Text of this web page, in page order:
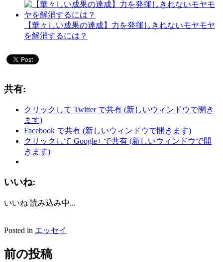
【華々しい成果の達成】力を発揮しきれないモヤモヤ
を解消するには？
共有:
クリックして Twitter で共有 (新しいウィンドウで開き
ます)
Facebook で共有 (新しいウィンドウで開きます)
クリックして Google+ で共有 (新しいウィンドウで開
きます)
いいね:
いいね 読み込み中...
Posted in エッセイ
前の投稿